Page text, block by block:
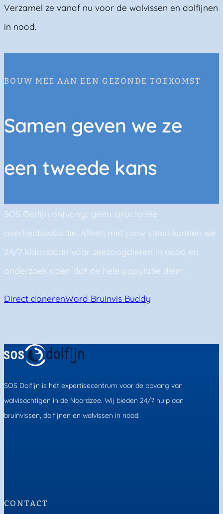
Verzamel ze vanaf nu voor de walvissen en dolfijnen
in nood.
BOUW MEE AAN EEN GEZONDE TOEKOMST
Samen geven we ze
een tweede kans
SOS Dolfijn ontvangt geen structurele
overheidssubsidie. Alleen met jouw steun kunnen we
24/7 klaarstaan voor zeezoogdieren in nood en
onderzoek doen dat de hele populatie dient.
Direct donerenWord Bruinvis Buddy
SOS Dolfijn is hét expertisecentrum voor de opvang van
walvisachtigen in de Noordzee. Wij bieden 24/7 hulp aan
bruinvissen, dolfijnen en walvissen in nood.
CONTACT